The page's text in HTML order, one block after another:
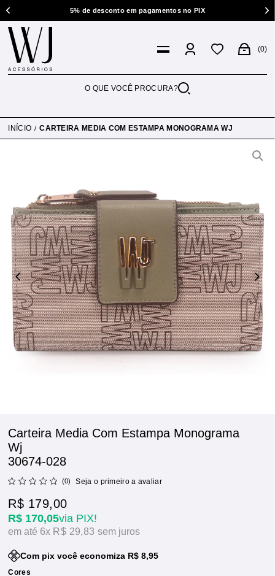
5% de desconto em pagamentos no PIX
0
INÍCIO CARTEIRA MEDIA COM ESTAMPA MONOGRAMA WJ
Carteira Media Com Estampa Monograma
Wj
30674-028
(0) Seja o primeiro a avaliar
R$ 170,05via PIX!
R$ 179,00
6x R$ 29,83sem juros
Com pix você economiza R$ 8,95